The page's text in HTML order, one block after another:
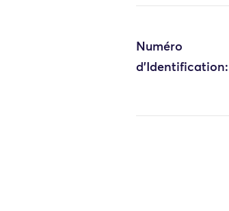
Numéro
d'Identification: